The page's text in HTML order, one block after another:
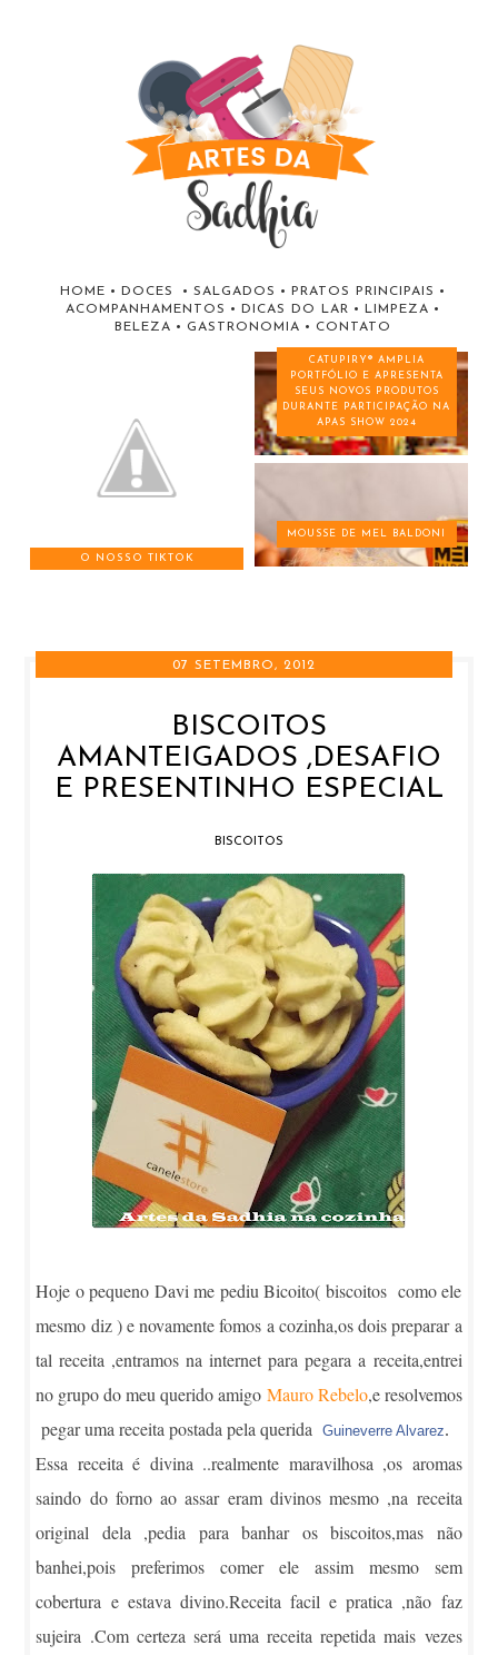
HOME • DOCES • SALGADOS • PRATOS PRINCIPAIS •
ACOMPANHAMENTOS • DICAS DO LAR • LIMPEZA •
BELEZA • GASTRONOMIA • CONTATO
O NOSSO TIKTOK
CATUPIRY® AMPLIA
PORTFÓLIO E APRESENTA
SEUS NOVOS PRODUTOS
DURANTE PARTICIPAÇÃO NA
APAS SHOW 2024
MOUSSE DE MEL BALDONI
07 SETEMBRO, 2012
BISCOITOS
AMANTEIGADOS ,DESAFIO
E PRESENTINHO ESPECIAL
BISCOITOS
Hoje o pequeno Davi me pediu Bicoito( biscoitos como ele
mesmo diz ) e novamente fomos a cozinha,os dois preparar a
tal receita ,entramos na internet para pegara a receita,entrei
no grupo do meu querido amigo Mauro Rebelo,e resolvemos
pegar uma receita postada pela querida
Guineverre Alvarez.
Essa receita é divina ..realmente maravilhosa ,os aromas
saindo do forno ao assar eram divinos mesmo ,na receita
original dela ,pedia para banhar os biscoitos,mas não
banhei,pois preferimos comer ele assim mesmo sem
cobertura e estava divino.Receita facil e pratica ,não faz
sujeira .Com certeza será uma receita repetida mais vezes